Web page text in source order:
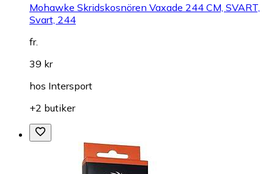
Mohawke Skridskosnören Vaxade 244 CM, SVART,
Svart, 244
fr.
39 kr
hos Intersport
+2 butiker